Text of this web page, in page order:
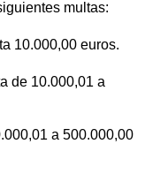
multas:
10.000,00 euros.
de 10.000,01 a
a 500.000,00